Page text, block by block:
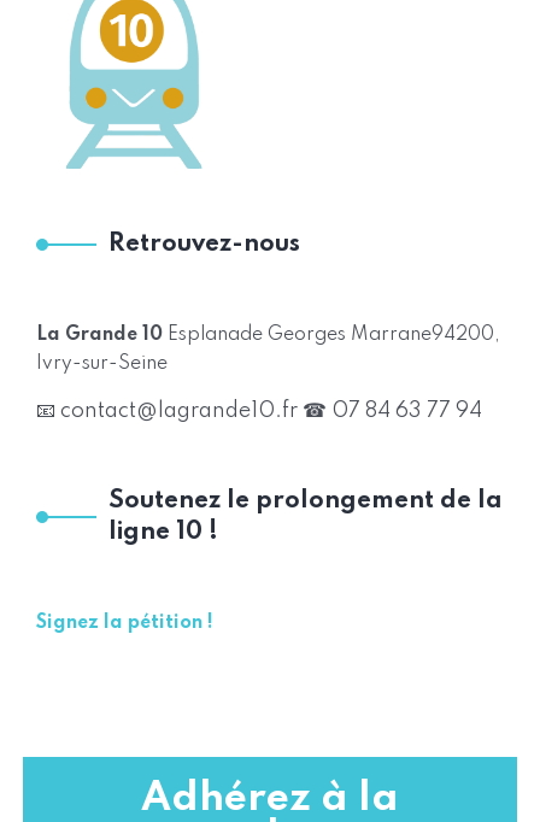
Retrouvez-nous
La Grande 10 Esplanade Georges Marrane94200,
Ivry-sur-Seine
📧 contact@lagrande10.fr ☎ 07 84 63 77 94
Soutenez le prolongement de la
ligne 10 !
Signez la pétition !
Adhérez à la